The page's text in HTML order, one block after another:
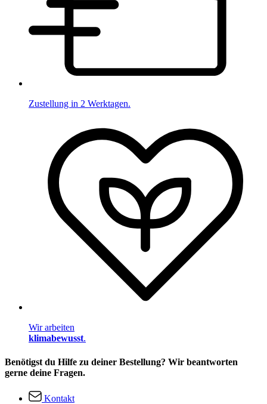
Zustellung in 2 Werktagen.
Wir arbeiten
klimabewusst.
Benötigst du Hilfe zu deiner Bestellung? Wir beantworten
gerne deine Fragen.
Kontakt